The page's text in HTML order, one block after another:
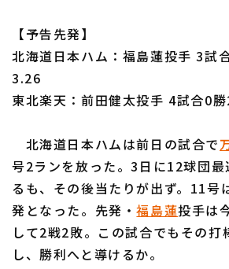
オリックス・バファローズ
【予告先発】
北海道日本ハム：福島蓮投手 3試
3.26
東北楽天：前田健太投手 4試合0
北海道日本ハムは前日の試合で
号2ランを放った。3日に12球団
るも、その後当たりが出ず。11号
発となった。先発・福島蓮投手は
して2戦2敗。この試合でもその打
し、勝利へと導けるか。